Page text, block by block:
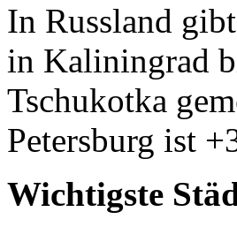
In Russland
in Kaliningrad
Tschukotka
Petersburg ist
Wichtigste